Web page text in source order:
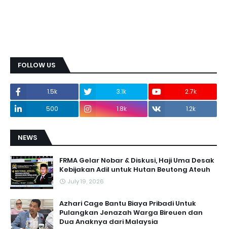
FOLLOW US
1.5k 3.1k
2.7k
500
1.8k 1.2k
NEWS
FRMA Gelar Nobar & Diskusi, Haji Uma Desak
Kebijakan Adil untuk Hutan Beutong Ateuh
July 19, 2026
Azhari Cage Bantu Biaya Pribadi Untuk
Pulangkan Jenazah Warga Bireuen dan
Dua Anaknya dari Malaysia